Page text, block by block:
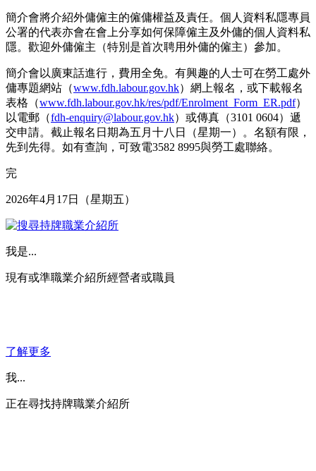
簡介會將介紹外傭僱主的僱傭權益及責任。個人資料私隱專員
公署的代表亦會在會上分享如何保障僱主及外傭的個人資料私
隱。歡迎外傭僱主（特別是首次聘用外傭的僱主）參加。
簡介會以廣東話進行，費用全免。有興趣的人士可在勞工處外
傭專題網站（www.fdh.labour.gov.hk）網上報名，或下載報名
表格（www.fdh.labour.gov.hk/res/pdf/Enrolment_Form_ER.pdf）
以電郵（fdh-enquiry@labour.gov.hk）或傳真（3101 0604）遞
交申請。截止報名日期為五月十八日（星期一）。名額有限，
先到先得。如有查詢，可致電3582 8995與勞工處聯絡。
完
2026年4月17日（星期五）
我是...
現有或準職業介紹所經營者或職員
了解更多
我...
正在尋找持牌職業介紹所